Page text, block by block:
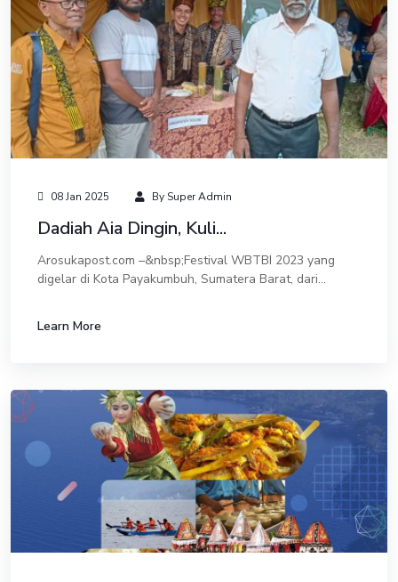
08 Jan 2025 By Super Admin
Dadiah Aia Dingin, Kuli...
Arosukapost.com –&nbsp;Festival WBTBI 2023 yang
digelar di Kota Payakumbuh, Sumatera Barat, dari
Learn More